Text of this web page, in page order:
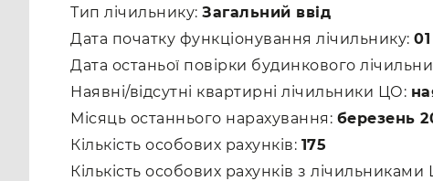
Тип лічильнику: Загальний ввід
Дата початку функціонування лічильнику:
Дата останьої повірки будинкового
Наявні/відсутні квартирні лічильники ЦО:
Місяць останнього нарахування: березень
Кількість особових рахунків: 175
Кількість особових рахунків з